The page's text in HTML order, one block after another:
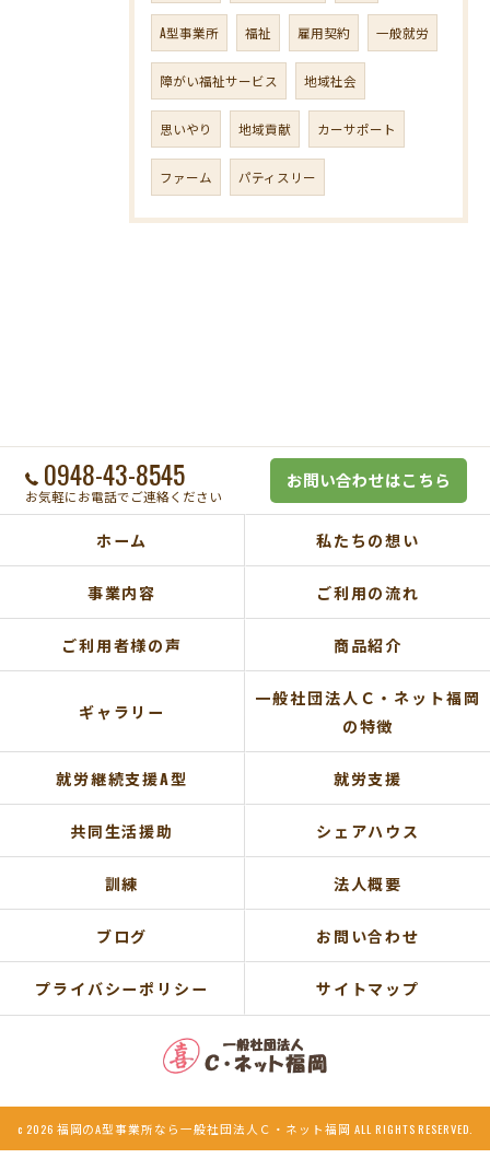
A型事業所 福祉 雇用契約 一般就労
障がい福祉サービス 地域社会
思いやり 地域貢献 カーサポート
ファーム パティスリー
0948-43-8545
お気軽にお電話でご連絡ください
お問い合わせはこちら
ホーム 私たちの想い
事業内容 ご利用の流れ
ご利用者様の声 商品紹介
ギャラリー
一般社団法人Ｃ・ネット福岡
の特徴
就労継続支援A型 就労支援
共同生活援助 シェアハウス
訓練 法人概要
ブログ お問い合わせ
プライバシーポリシー サイトマップ
c 2026 福岡のA型事業所なら一般社団法人Ｃ・ネット福岡 ALL RIGHTS RESERVED.